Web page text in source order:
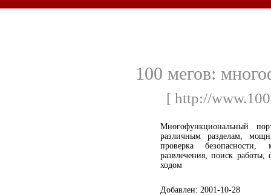
100 мегов:
[ http://
Многофункциональный
различным разделам,
проверка
развлечения, поиск
ходом
Добавлен: 2001-10-28